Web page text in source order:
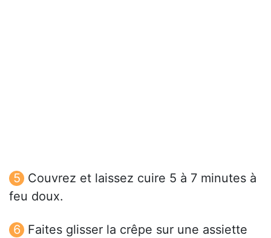
Couvrez et laissez cuire 5 à 7 minutes à
feu doux.
Faites glisser la crêpe sur une assiette